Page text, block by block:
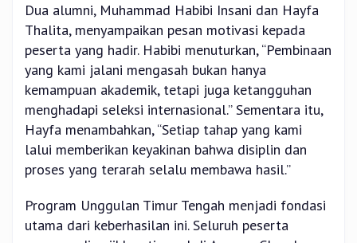
Dua alumni, Muhammad Habibi Insani dan Hayfa
Thalita, menyampaikan pesan motivasi kepada
peserta yang hadir. Habibi menuturkan, “Pembinaan
yang kami jalani mengasah bukan hanya
kemampuan akademik, tetapi juga ketangguhan
menghadapi seleksi internasional.” Sementara itu,
Hayfa menambahkan, “Setiap tahap yang kami
lalui memberikan keyakinan bahwa disiplin dan
proses yang terarah selalu membawa hasil.”
Program Unggulan Timur Tengah menjadi fondasi
utama dari keberhasilan ini. Seluruh peserta